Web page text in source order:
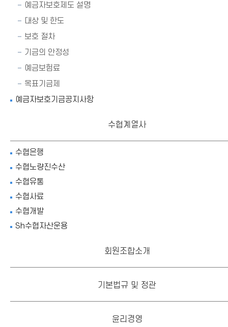
예금자보호제도 설명
대상 및 한도
보호 절차
기금의 안정성
예금보험료
목표기금제
예금자보호기금공지사항
수협계열사
수협은행
수협노량진수산
수협유통
수협사료
수협개발
Sh수협자산운용
회원조합소개
기본법규 및 정관
윤리경영